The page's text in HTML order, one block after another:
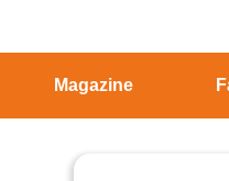
Magazine